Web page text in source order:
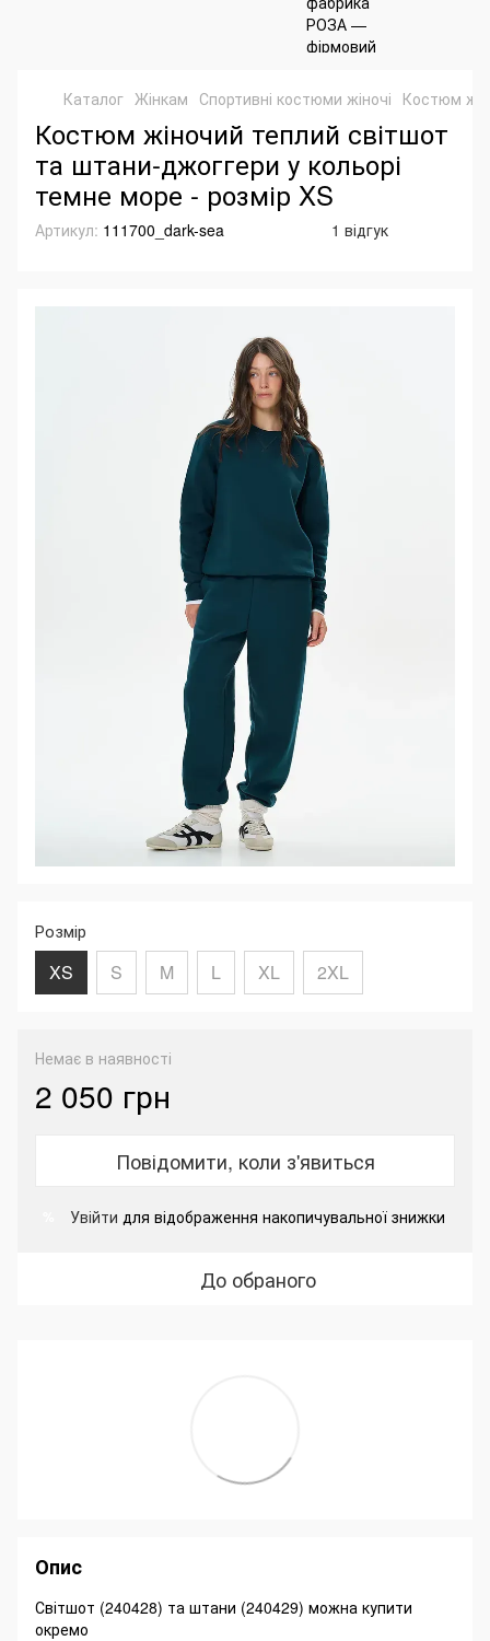
Каталог Жінкам Спортивні костюми жіночі Костюм
Костюм жіночий теплий світшот
та штани-джоггери у кольорі
темне море - розмір XS
Артикул: 111700_dark-sea 1 відгук
Розмір
XS S M L XL 2XL
Немає в наявності
2 050 грн
Повідомити, коли з'явиться
Увійти для відображення накопичувальної знижки
До обраного
Опис
Світшот (240428) та штани (240429) можна купити
окремо